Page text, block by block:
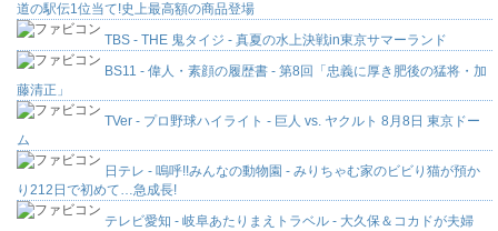
道の駅伝1位当て!史上最高額の商品登場
TBS - THE 鬼タイジ - 真夏の水上決戦in東京サマーランド
BS11 - 偉人・素顔の履歴書 - 第8回「忠義に厚き肥後の猛将・加
藤清正」
TVer - プロ野球ハイライト - 巨人 vs. ヤクルト 8月8日 東京ドー
ム
日テレ - 嗚呼!!みんなの動物園 - みりちゃむ家のビビり猫が預か
り212日で初めて…急成長!
テレビ愛知 - 岐阜あたりまえトラベル - 大久保＆コカドが夫婦